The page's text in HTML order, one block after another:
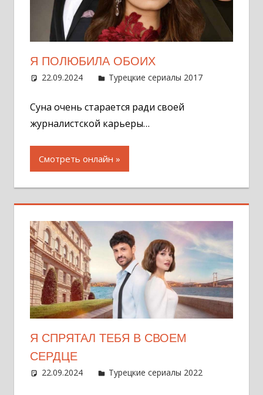
Я ПОЛЮБИЛА ОБОИХ
22.09.2024 Администратор
Турецкие сериалы 2017
Суна очень старается ради своей
журналистской карьеры…
Смотреть онлайн
Я СПРЯТАЛ ТЕБЯ В СВОЕМ
СЕРДЦЕ
22.09.2024 Администратор
Турецкие сериалы 2022